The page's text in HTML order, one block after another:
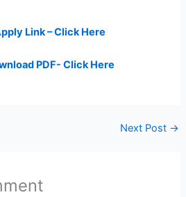
Link – Click Here
PDF- Click Here
Next Post →